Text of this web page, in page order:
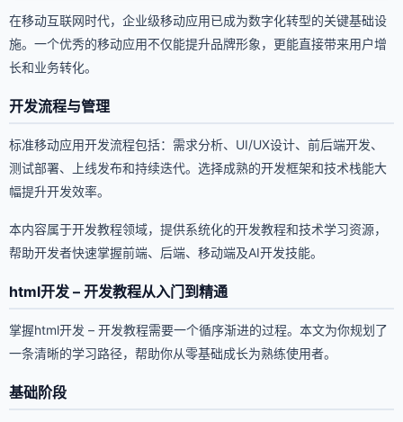
在移动互联网时代，企业级移动应用已成为数字化转型的关键基础设
施。一个优秀的移动应用不仅能提升品牌形象，更能直接带来用户增
长和业务转化。
开发流程与管理
标准移动应用开发流程包括：需求分析、UI/UX设计、前后端开发、
测试部署、上线发布和持续迭代。选择成熟的开发框架和技术栈能大
幅提升开发效率。
本内容属于开发教程领域，提供系统化的开发教程和技术学习资源，
帮助开发者快速掌握前端、后端、移动端及AI开发技能。
html开发 – 开发教程从入门到精通
掌握html开发 – 开发教程需要一个循序渐进的过程。本文为你规划了
一条清晰的学习路径，帮助你从零基础成长为熟练使用者。
基础阶段